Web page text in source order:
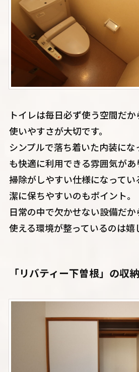
トイレは毎日必ず使う空間だ
使いやすさが大切です。
シンプルで落ち着いた内装にな
も快適に利用できる雰囲気があ
掃除がしやすい仕様になって
潔に保ちやすいのもポイント。
日常の中で欠かせない設備だ
使える環境が整っているのは嬉
「リバティー下曽根」の収納